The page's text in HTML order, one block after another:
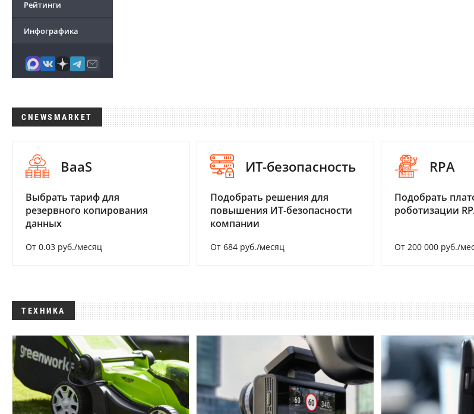
Рейтинги
Инфографика
CNEWSMARKET
BaaS
Выбрать тариф для
резервного копирования
данных
От 0.03 руб./месяц
ИТ-безопасность
Подобрать решения для
повышения ИТ-безопасности
компании
От 684 руб./месяц
RPA
Подобрать
роботизации
От 200 000 руб./
ТЕХНИКА